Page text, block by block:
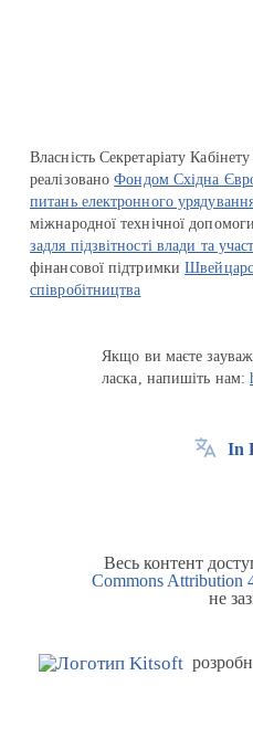
Власність Секретаріату
реалізованоФондом Східна
питань електронного
міжнародної технічної допомоги
задля підзвітності влади та
фінансової підтримки
співробітництва
Якщо ви маєте
ласка, напишіть нам:
In
Весь контент
Commons Attribution
не